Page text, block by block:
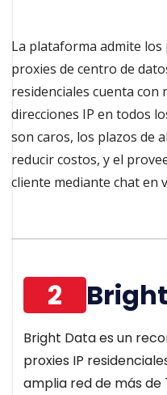
La plataforma admite los
proxies de centro de
residenciales cuenta con
direcciones IP en todos
son caros, los plazos de
reducir costos, y el
cliente mediante chat en
2
Bright Data es un
proxies IP
amplia red de más de